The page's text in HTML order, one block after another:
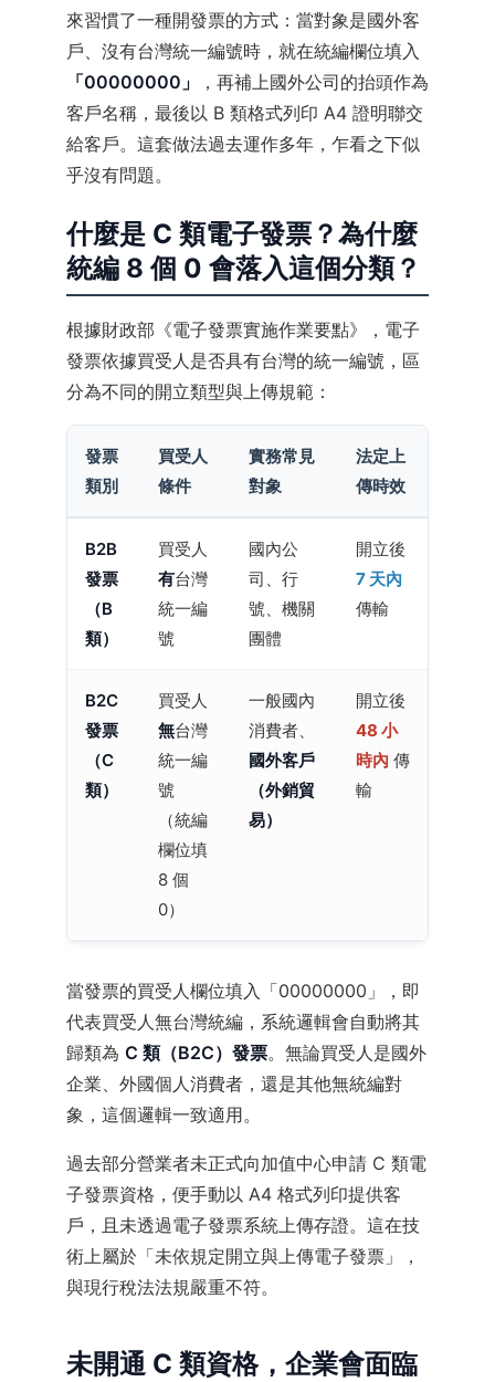
來習慣了一種開發票的方式：當對象是國外客
戶、沒有台灣統一編號時，就在統編欄位填入
「00000000」
，再補上國外公司的抬頭作為
客戶名稱，最後以 B 類格式列印 A4 證明聯交
給客戶。這套做法過去運作多年，乍看之下似
乎沒有問題。
什麼是 C 類電子發票？為什麼
統編 8 個 0 會落入這個分類？
根據財政部《電子發票實施作業要點》，電子
發票依據買受人是否具有台灣的統一編號，區
分為不同的開立類型與上傳規範：
發票
類別
買受人
條件
實務常見
對象
法定上
傳時效
B2B
發票
（B
類）
買受人
有台灣
統一編
號
國內公
司、行
號、機關
團體
開立後
7 天內
傳輸
B2C
發票
（C
類）
買受人
無台灣
統一編
號
（統編
欄位填
8 個
0）
一般國內
消費者、
國外客戶
（外銷貿
易）
開立後
48 小
時內 傳
輸
當發票的買受人欄位填入「00000000」，即
代表買受人無台灣統編，系統邏輯會自動將其
歸類為 C 類（B2C）發票。無論買受人是國外
企業、外國個人消費者，還是其他無統編對
象，這個邏輯一致適用。
過去部分營業者未正式向加值中心申請 C 類電
子發票資格，便手動以 A4 格式列印提供客
戶，且未透過電子發票系統上傳存證。這在技
術上屬於「未依規定開立與上傳電子發票」，
與現行稅法法規嚴重不符。
未開通 C 類資格，企業會面臨